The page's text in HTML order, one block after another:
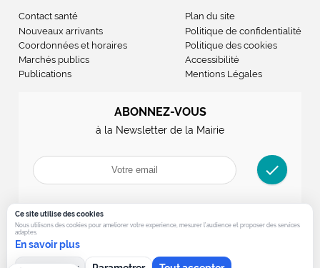
Contact santé
Nouveaux arrivants
Coordonnées et horaires
Marchés publics
Publications
Plan du site
Politique de confidentialité
Politique des cookies
Accessibilité
Mentions Légales
ABONNEZ-VOUS
à la Newsletter de la Mairie
check
Ce site utilise des cookies
Nous utilisons des cookies pour ameliorer votre experience, mesurer l’audience et proposer des services
adaptes.
En savoir plus